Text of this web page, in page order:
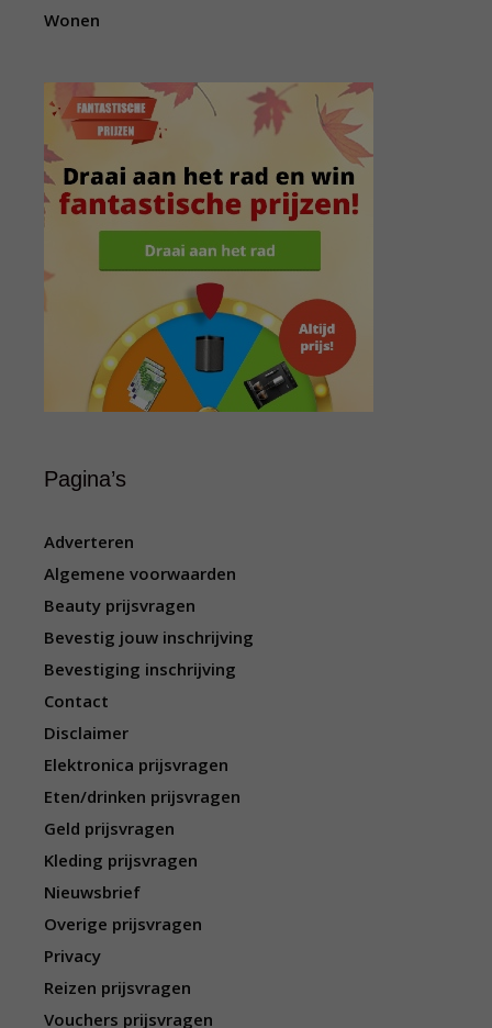
Wonen
Pagina’s
Adverteren
Algemene voorwaarden
Beauty prijsvragen
Bevestig jouw inschrijving
Bevestiging inschrijving
Contact
Disclaimer
Elektronica prijsvragen
Eten/drinken prijsvragen
Geld prijsvragen
Kleding prijsvragen
Nieuwsbrief
Overige prijsvragen
Privacy
Reizen prijsvragen
Vouchers prijsvragen